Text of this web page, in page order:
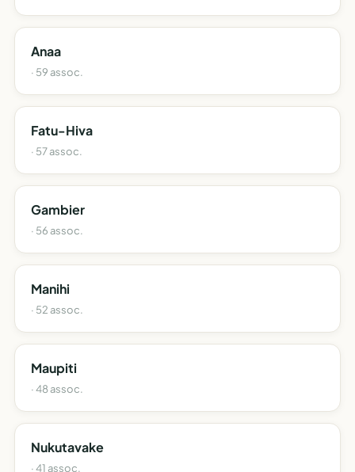
Anaa
· 59 assoc.
Fatu-Hiva
· 57 assoc.
Gambier
· 56 assoc.
Manihi
· 52 assoc.
Maupiti
· 48 assoc.
Nukutavake
· 41 assoc.